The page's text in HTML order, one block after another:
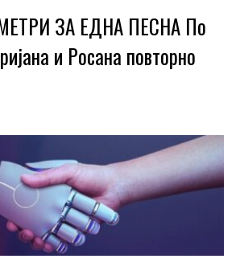
ЗА ЕДНА ПЕСНА По
и Росана повторно